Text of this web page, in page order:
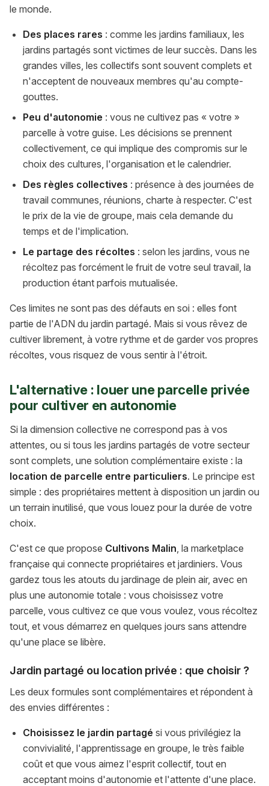
le monde.
Des places rares : comme les jardins familiaux, les
jardins partagés sont victimes de leur succès. Dans les
grandes villes, les collectifs sont souvent complets et
n'acceptent de nouveaux membres qu'au compte-
gouttes.
Peu d'autonomie : vous ne cultivez pas « votre »
parcelle à votre guise. Les décisions se prennent
collectivement, ce qui implique des compromis sur le
choix des cultures, l'organisation et le calendrier.
Des règles collectives : présence à des journées de
travail communes, réunions, charte à respecter. C'est
le prix de la vie de groupe, mais cela demande du
temps et de l'implication.
Le partage des récoltes : selon les jardins, vous ne
récoltez pas forcément le fruit de votre seul travail, la
production étant parfois mutualisée.
Ces limites ne sont pas des défauts en soi : elles font
partie de l'ADN du jardin partagé. Mais si vous rêvez de
cultiver librement, à votre rythme et de garder vos propres
récoltes, vous risquez de vous sentir à l'étroit.
L'alternative : louer une parcelle privée
pour cultiver en autonomie
Si la dimension collective ne correspond pas à vos
attentes, ou si tous les jardins partagés de votre secteur
sont complets, une solution complémentaire existe : la
location de parcelle entre particuliers. Le principe est
simple : des propriétaires mettent à disposition un jardin ou
un terrain inutilisé, que vous louez pour la durée de votre
choix.
C'est ce que propose Cultivons Malin, la marketplace
française qui connecte propriétaires et jardiniers. Vous
gardez tous les atouts du jardinage de plein air, avec en
plus une autonomie totale : vous choisissez votre
parcelle, vous cultivez ce que vous voulez, vous récoltez
tout, et vous démarrez en quelques jours sans attendre
qu'une place se libère.
Jardin partagé ou location privée : que choisir ?
Les deux formules sont complémentaires et répondent à
des envies différentes :
Choisissez le jardin partagé si vous privilégiez la
convivialité, l'apprentissage en groupe, le très faible
coût et que vous aimez l'esprit collectif, tout en
acceptant moins d'autonomie et l'attente d'une place.